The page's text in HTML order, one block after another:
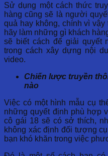
Sử dụng một cách thức
hàng cũng sẽ là người
quả hay không, chính vì
hãy làm những gì khách
sẽ biết cách để giải quyết
trong cách xây dựng nội
video.
Chiến lược truyền
nào
Việc có một hình mẫu cụ
những quyết định phù hợp
cô gái 18 sẽ có sở thích,
không xác định đối tượng
bạn khó khăn trong việc